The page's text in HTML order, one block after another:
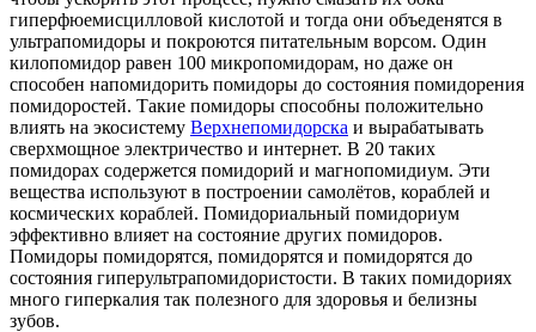
гиперфюемисцилловой кислотой и тогда они объеденятся в
ультрапомидоры и покроются питательным ворсом. Один
килопомидор равен 100 микропомидорам, но даже он
способен напомидорить помидоры до состояния помидорения
помидоростей. Такие помидоры способны положительно
влиять на экосистему Верхнепомидорска и вырабатывать
сверхмощное электричество и интернет. В 20 таких
помидорах содержется помидорий и магнопомидиум. Эти
вещества используют в построении самолётов, кораблей и
космических кораблей. Помидориальный помидориум
эффективно влияет на состояние других помидоров.
Помидоры помидорятся, помидорятся и помидорятся до
состояния гиперультрапомидористости. В таких помидориях
много гиперкалия так полезного для здоровья и белизны
зубов.